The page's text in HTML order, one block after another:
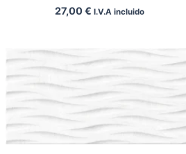
27,00€ I.V.A incluido